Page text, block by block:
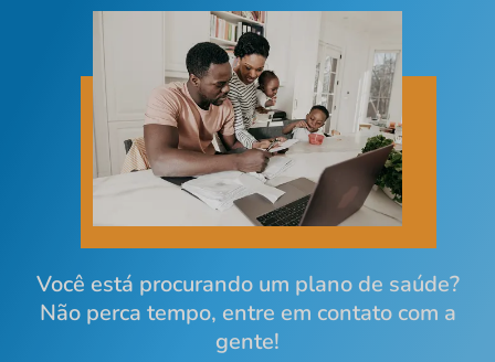
Você está procurando um plano de saúde?
Não perca tempo, entre em contato com a
gente!